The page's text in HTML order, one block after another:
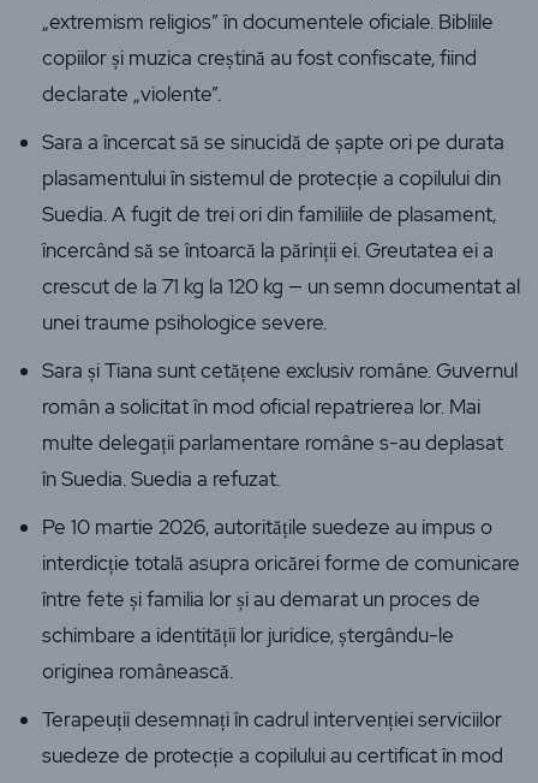
„extremism religios” în documentele oficiale. Bibliile
copiilor și muzica creștină au fost confiscate, fiind
declarate „violente”.
Sara a încercat să se sinucidă de șapte ori pe durata
plasamentului în sistemul de protecție a copilului din
Suedia. A fugit de trei ori din familiile de plasament,
încercând să se întoarcă la părinții ei. Greutatea ei a
crescut de la 71 kg la 120 kg — un semn documentat al
unei traume psihologice severe.
Sara și Tiana sunt cetățene exclusiv române. Guvernul
român a solicitat în mod oficial repatrierea lor. Mai
multe delegații parlamentare române s-au deplasat
în Suedia. Suedia a refuzat.
Pe 10 martie 2026, autoritățile suedeze au impus o
interdicție totală asupra oricărei forme de comunicare
între fete și familia lor și au demarat un proces de
schimbare a identității lor juridice, ștergându-le
originea românească.
Terapeuții desemnați în cadrul intervenției serviciilor
suedeze de protecție a copilului au certificat în mod